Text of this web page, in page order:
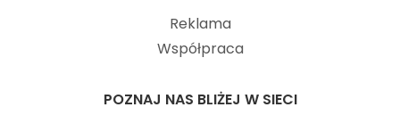
Reklama
Współpraca
POZNAJ NAS BLIŻEJ W SIECI